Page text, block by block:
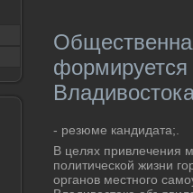
- резюме кандидата;.
В целях привлечения
политической жизни
органов местного